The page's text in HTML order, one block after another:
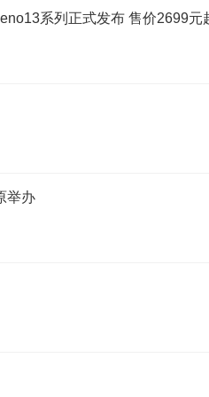
系列正式发布 售价2699元
举办